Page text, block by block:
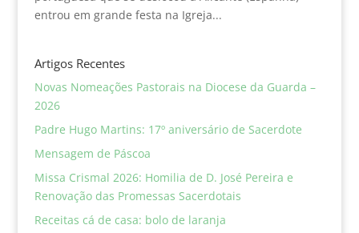
entrou em grande festa na Igreja...
Artigos Recentes
Novas Nomeações Pastorais na Diocese da Guarda –
2026
Padre Hugo Martins: 17º aniversário de Sacerdote
Mensagem de Páscoa
Missa Crismal 2026: Homilia de D. José Pereira e
Renovação das Promessas Sacerdotais
Receitas cá de casa: bolo de laranja